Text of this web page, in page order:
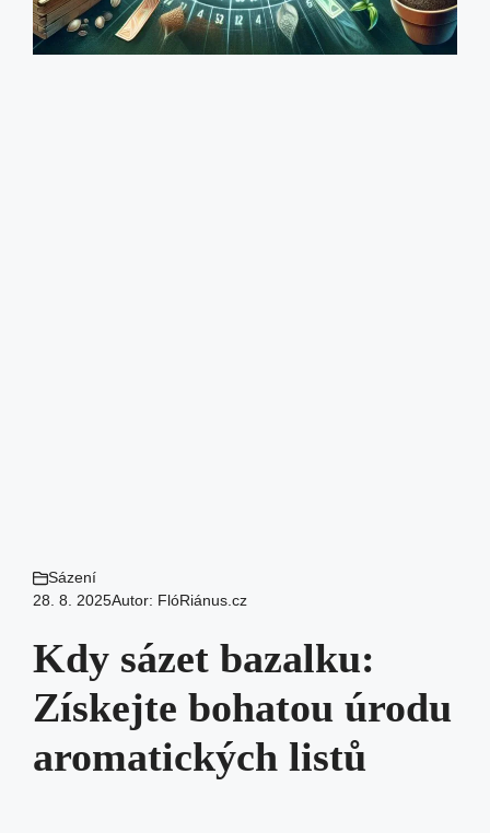
Sázení
28. 8. 2025Autor: FlóRiánus.cz
Kdy sázet bazalku:
Získejte bohatou úrodu
aromatických listů